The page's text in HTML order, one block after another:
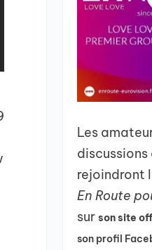
Les
rejoindront
En Route
surson site
son profil